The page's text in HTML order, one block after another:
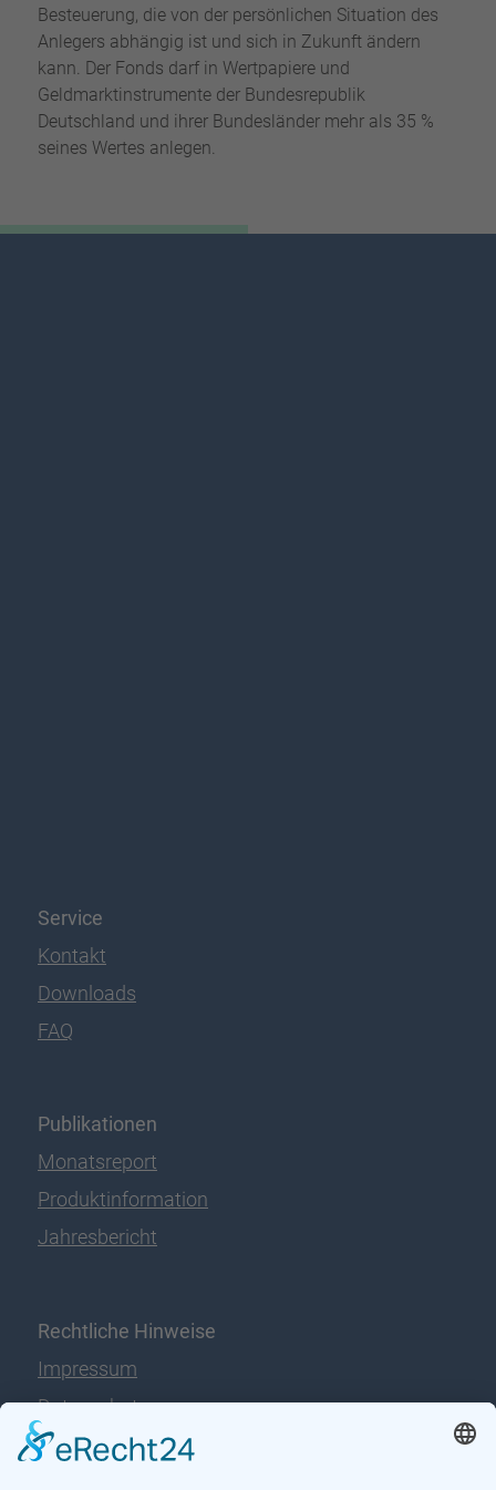
Besteuerung, die von der persönlichen Situation des
Anlegers abhängig ist und sich in Zukunft ändern
kann. Der Fonds darf in Wertpapiere und
Geldmarktinstrumente der Bundesrepublik
Deutschland und ihrer Bundesländer mehr als 35 %
seines Wertes anlegen.
Service
Kontakt
Downloads
FAQ
Publikationen
Monatsreport
Produktinformation
Jahresbericht
Rechtliche Hinweise
Impressum
Datenschutz
Disclaimer